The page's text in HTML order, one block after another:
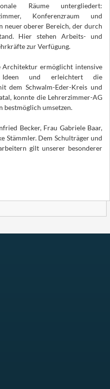
Räume untergliedert:
Konferenzraum und
neuer oberer Bereich, der durch
Hier stehen Arbeits- und
zur Verfügung.
Architektur ermöglicht intensive
Ideen und erleichtert die
dem Schwalm-Eder-Kreis und
konnte die Lehrerzimmer-AG
bestmöglich umsetzen.
Becker, Frau Gabriele Baar,
Stämmler. Dem Schulträger und
gilt unserer besonderer